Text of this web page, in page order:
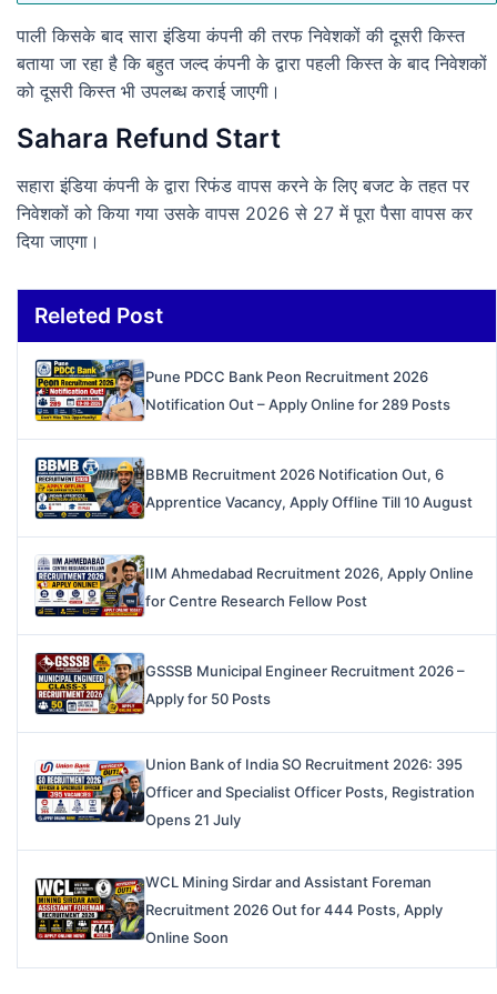
पाली किसके बाद सारा इंडिया कंपनी की तरफ निवेशकों की दूसरी किस्त
बताया जा रहा है कि बहुत जल्द कंपनी के द्वारा पहली किस्त के बाद निवेशकों
को दूसरी किस्त भी उपलब्ध कराई जाएगी।
Sahara Refund Start
सहारा इंडिया कंपनी के द्वारा रिफंड वापस करने के लिए बजट के तहत पर
निवेशकों को किया गया उसके वापस 2026 से 27 में पूरा पैसा वापस कर
दिया जाएगा।
Releted Post
Pune PDCC Bank Peon Recruitment 2026
Notification Out – Apply Online for 289 Posts
BBMB Recruitment 2026 Notification Out, 6
Apprentice Vacancy, Apply Offline Till 10 August
IIM Ahmedabad Recruitment 2026, Apply Online
for Centre Research Fellow Post
GSSSB Municipal Engineer Recruitment 2026 –
Apply for 50 Posts
Union Bank of India SO Recruitment 2026: 395
Officer and Specialist Officer Posts, Registration
Opens 21 July
WCL Mining Sirdar and Assistant Foreman
Recruitment 2026 Out for 444 Posts, Apply
Online Soon